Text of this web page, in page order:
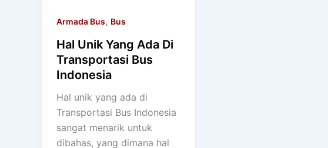
Armada Bus, Bus
Hal Unik Yang Ada Di
Transportasi Bus
Indonesia
Hal unik yang ada di
Transportasi Bus Indonesia
sangat menarik untuk
dibahas, yang dimana hal